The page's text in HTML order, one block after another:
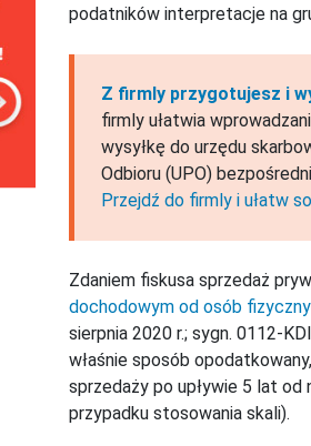
podatników interpretacje na
Z firmly przygotujesz i
firmly ułatwia
wysyłkę do urzędu
Odbioru (UPO)
Przejdź do firmly i ułatw
Zdaniem fiskusa sprzedaż
dochodowym od osób
sierpnia 2020 r.; sygn. 0112-
właśnie sposób
sprzedaży po upływie 5 lat
przypadku stosowania skali).